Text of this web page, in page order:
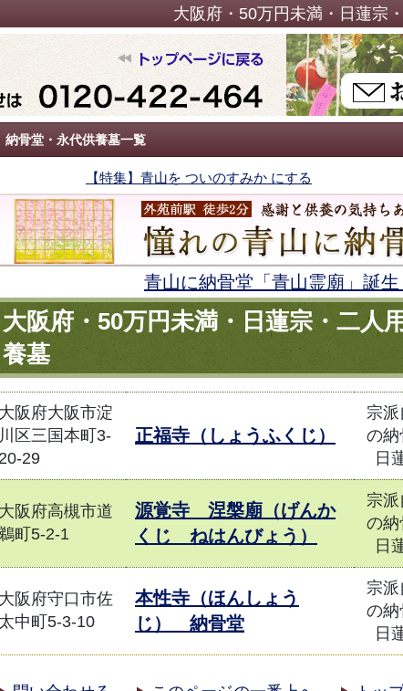
大阪府・50万円未満・日蓮宗
納骨堂・永代供養墓一覧
【特集】青山を ついのすみか にする
青山に納骨堂「青山霊廟」誕生
大阪府・50万円未満・日蓮宗・二人
養墓
大阪府大阪市淀
川区三国本町3-
20-29
正福寺（しょうふくじ）
宗派
の納
日
大阪府高槻市道
町5-2-1
源覚寺 涅槃廟（げんか
くじ ねはんびょう）
宗派
の納
日
大阪府守口市佐
太中町5-3-10
本性寺（ほんしょう
じ） 納骨堂
宗派
の納
日